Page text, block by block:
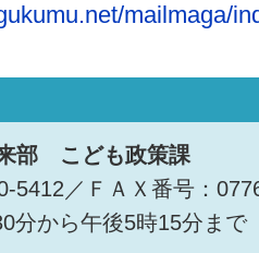
mailmaga/
部 こども政策課
5412／ＦＡＸ番号：
分から午後5時15分まで